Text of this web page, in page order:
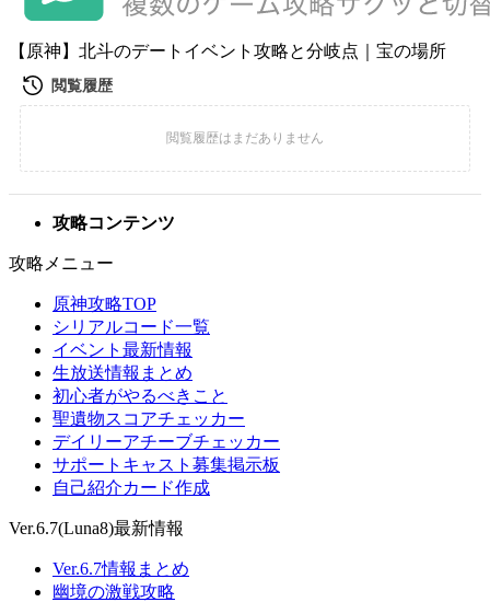
【原神】北斗のデートイベント攻略と分岐点｜宝の場所
攻略コンテンツ
攻略メニュー
原神攻略TOP
シリアルコード一覧
イベント最新情報
生放送情報まとめ
初心者がやるべきこと
聖遺物スコアチェッカー
デイリーアチーブチェッカー
サポートキャスト募集掲示板
自己紹介カード作成
Ver.6.7(Luna8)最新情報
Ver.6.7情報まとめ
幽境の激戦攻略